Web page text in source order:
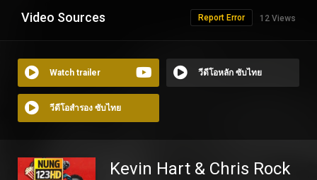
Video Sources 12 Views
Report Error
Watch trailer วีดีโอหลัก ซับไทย
วีดีโอสำรอง ซับไทย
Kevin Hart & Chris Rock